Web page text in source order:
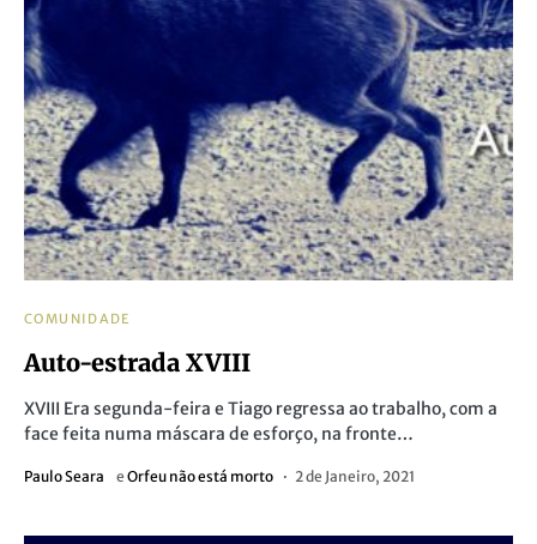
COMUNIDADE
Auto-estrada XVIII
XVIII Era segunda-feira e Tiago regressa ao trabalho, com a
face feita numa máscara de esforço, na fronte…
Paulo Seara e Orfeu não está morto 2 de Janeiro, 2021